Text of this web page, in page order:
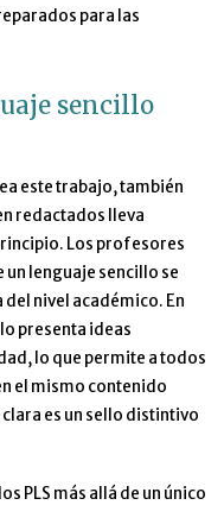
para las
sencillo
este trabajo, también
redactados lleva
Los profesores
un lenguaje sencillo se
nivel académico. En
presenta ideas
lo que permite a todos
el mismo contenido
es un sello distintivo
PLS más allá de un único